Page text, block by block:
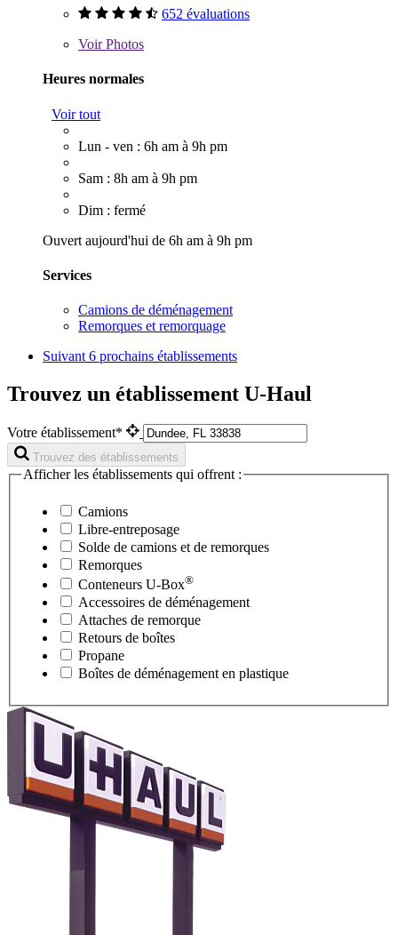
652 évaluations
VoirPhotos
Heures normales
Voir tout
Lun - ven : 6h am à 9h pm
Sam : 8h am à 9h pm
Dim : fermé
Ouvert aujourd'hui de 6h am à 9h pm
Services
Camions de déménagement
Remorques et remorquage
Suivant 6 prochains établissements
Trouvez un établissement U-Haul
Votre établissement*
Trouvez des établissements
Afficher les établissements qui offrent :
Camions
Libre-entreposage
Solde de camions et de remorques
Remorques
Conteneurs U-Box®
Accessoires de déménagement
Attaches de remorque
Retours de boîtes
Propane
Boîtes de déménagement en plastique